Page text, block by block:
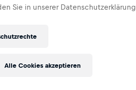
alles über
gemeinsam.
Sie in unserer Datenschutzerklärung
Alle Cookies akzeptieren